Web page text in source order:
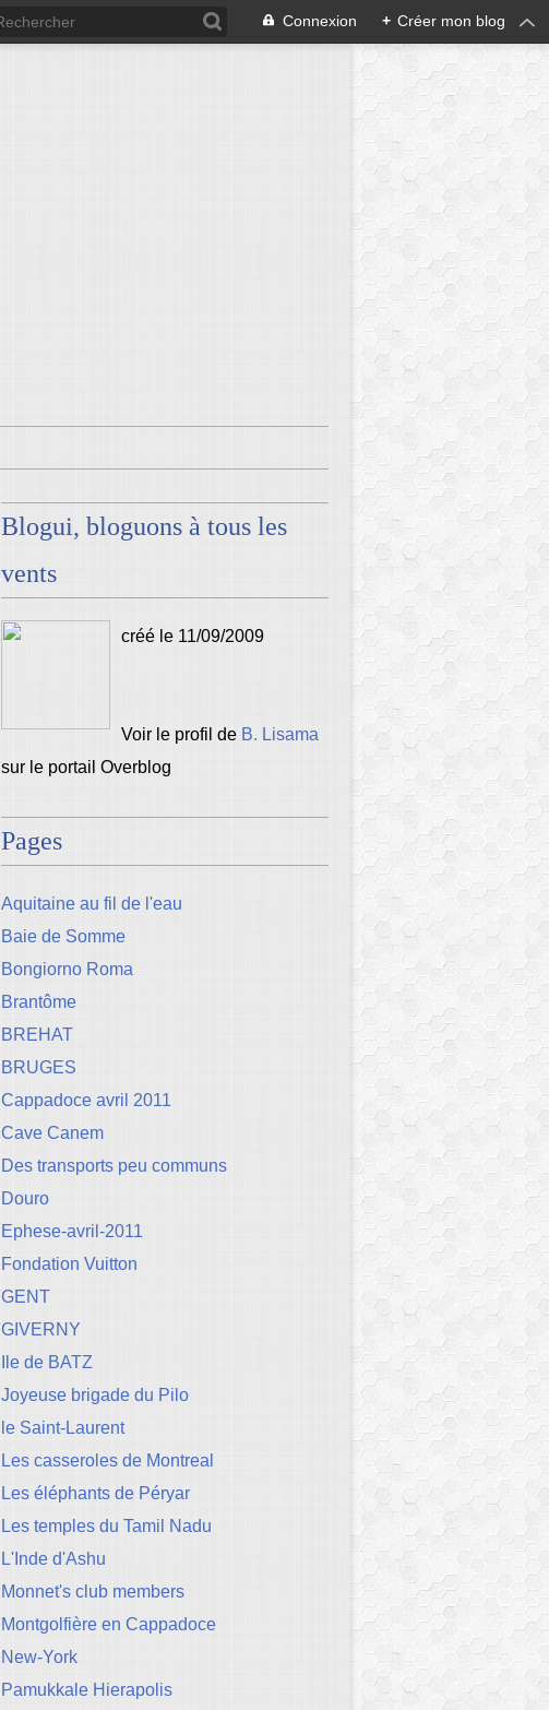
Connexion + Créer mon blog
Blogui, bloguons à tous les
vents
créé le 11/09/2009
Voir le profil de B. Lisama
sur le portail Overblog
Pages
Aquitaine au fil de l'eau
Baie de Somme
Bongiorno Roma
Brantôme
BREHAT
BRUGES
Cappadoce avril 2011
Cave Canem
Des transports peu communs
Douro
Ephese-avril-2011
Fondation Vuitton
GENT
GIVERNY
Ile de BATZ
Joyeuse brigade du Pilo
le Saint-Laurent
Les casseroles de Montreal
Les éléphants de Péryar
Les temples du Tamil Nadu
L'Inde d'Ashu
Monnet's club members
Montgolfière en Cappadoce
New-York
Pamukkale Hierapolis